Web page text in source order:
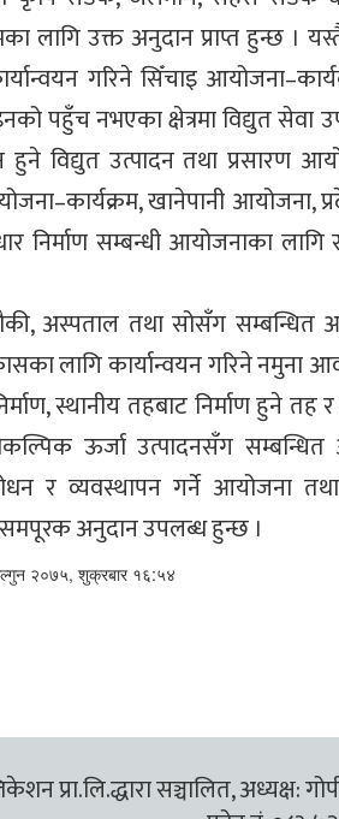
लागि उक्त अनुदान प्राप्त हुन्छ ।
गरिने सिँचाइ
पहुँच नभएका क्षेत्रमा विद्युत
हुने विद्युत उत्पादन तथा प्रसारण
खानेपानी आयोजना,
निर्माण सम्बन्धी आयोजनाका
अस्पताल तथा सोसँग सम्बन्धित
लागि कार्यान्वयन गरिने
स्थानीय तहबाट निर्माण हुने तह
ऊर्जा उत्पादनसँग सम्बन्धित
र व्यवस्थापन गर्ने आयोजना
अनुदान उपलब्ध हुन्छ ।
२०७५, शुक्रबार १६:५४
प्रा.लि.द्धारा सञ्चालित, अध्यक्ष: